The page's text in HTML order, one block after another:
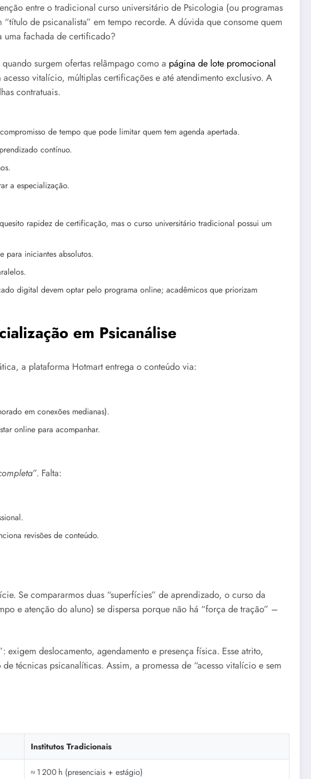
entre o tradicional curso universitário de Psicologia (ou programas
de psicanalista” em tempo recorde. A dúvida que consome quem
uma fachada de certificado?
surgem ofertas relâmpago como a página de lote promocional
vitalício, múltiplas certificações e até atendimento exclusivo. A
contratuais.
de tempo que pode limitar quem tem agenda apertada.
contínuo.
a especialização.
rapidez de certificação, mas o curso universitário tradicional possui um
para iniciantes absolutos.
digital devem optar pelo programa online; acadêmicos que priorizam
em Psicanálise
a plataforma Hotmart entrega o conteúdo via:
em conexões medianas).
online para acompanhar.
. Falta:
revisões de conteúdo.
Se compararmos duas “superfícies” de aprendizado, o curso da
e atenção do aluno) se dispersa porque não há “força de tração” –
deslocamento, agendamento e presença física. Esse atrito,
técnicas psicanalíticas. Assim, a promessa de “acesso vitalício e sem
Institutos Tradicionais
≈ 1 200 h (presenciais + estágio)